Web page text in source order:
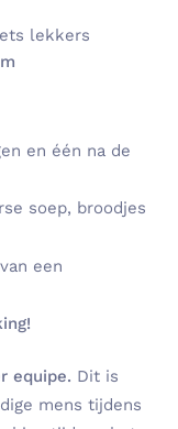
lekkers
en één na de
soep, broodjes
een
equipe. Dit is
mens tijdens